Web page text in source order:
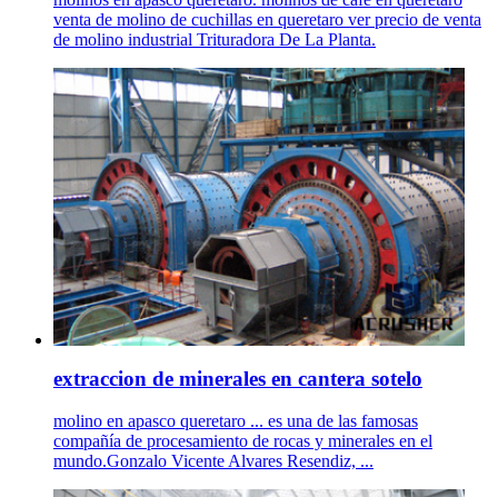
venta de molino de cuchillas en queretaro ver precio de venta
de molino industrial Trituradora De La Planta.
extraccion de minerales en cantera sotelo
molino en apasco queretaro ... es una de las famosas
compañía de procesamiento de rocas y minerales en el
mundo.Gonzalo Vicente Alvares Resendiz, ...